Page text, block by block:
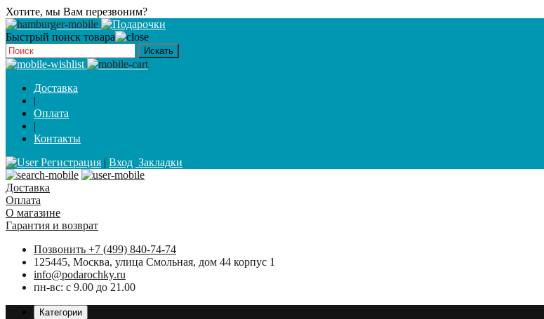
Хотите, мы Вам перезвоним?
Быстрый поиск товара
Доставка
|
Оплата
|
Контакты
Регистрация | Вход Закладки
Доставка
Оплата
О магазине
Гарантия и возврат
Позвонить +7 (499) 840-74-74
125445, Москва, улица Смольная, дом 44 корпус 1
info@podarochky.ru
пн-вс: с 9.00 до 21.00
Категории